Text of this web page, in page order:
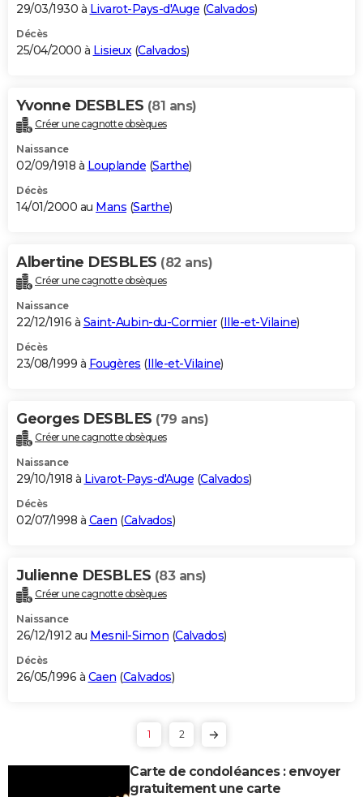
29/03/1930 à Livarot-Pays-d'Auge (Calvados)
Décès
25/04/2000 à Lisieux(Calvados)
Yvonne DESBLES (81 ans)
Créer une cagnotte obsèques
Naissance
02/09/1918 à Louplande (Sarthe)
Décès
14/01/2000 au Mans (Sarthe)
Albertine DESBLES (82 ans)
Créer une cagnotte obsèques
Naissance
22/12/1916 à Saint-Aubin-du-Cormier(Ille-et-Vilaine)
Décès
23/08/1999 à Fougères (Ille-et-Vilaine)
Georges DESBLES (79 ans)
Créer une cagnotte obsèques
Naissance
29/10/1918 à Livarot-Pays-d'Auge (Calvados)
Décès
02/07/1998 à Caen (Calvados)
Julienne DESBLES (83 ans)
Créer une cagnotte obsèques
Naissance
26/12/1912 au Mesnil-Simon (Calvados)
Décès
26/05/1996 à Caen (Calvados)
1 2
Carte de condoléances : envoyer
gratuitement une carte